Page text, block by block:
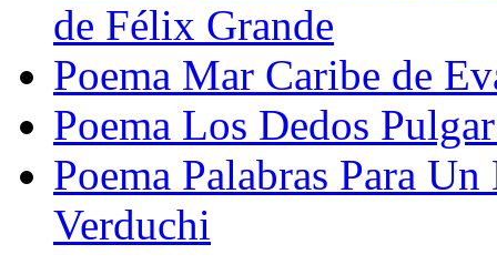
de Félix Grande
Poema Mar Caribe de
Poema Los Dedos
Poema Palabras Para
Verduchi